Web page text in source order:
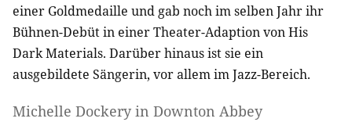
einer Goldmedaille und gab noch im selben Jahr ihr
Bühnen-Debüt in einer Theater-Adaption von His
Dark Materials. Darüber hinaus ist sie ein
ausgebildete Sängerin, vor allem im Jazz-Bereich.
Michelle Dockery in Downton Abbey